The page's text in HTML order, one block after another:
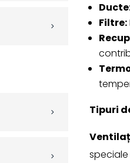
Filtre:
Tipuri